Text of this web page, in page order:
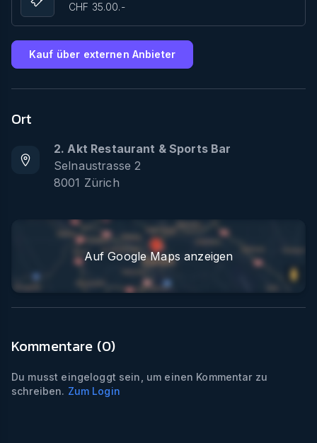
CHF 35.00.-
Kauf über externen Anbieter
Ort
2. Akt Restaurant & Sports Bar
Selnaustrasse 2
8001 Zürich
Auf Google Maps anzeigen
Kommentare (0)
Du musst eingeloggt sein, um einen Kommentar zu
schreiben. Zum Login